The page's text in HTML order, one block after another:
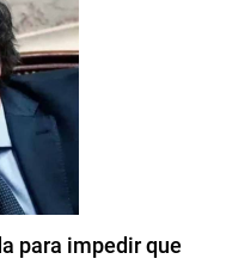
para impedir que